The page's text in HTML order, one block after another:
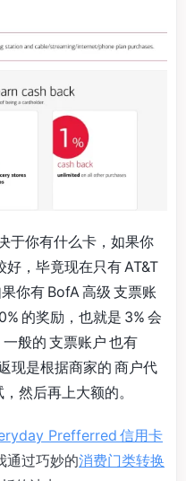
于你有什么卡，如果你
，毕竟现在只有 AT&T
你有 BofA 高级 支票账
的奖励，也就是 3% 会
般的 支票账户 也有
现是根据商家的 商户代
然后再上大额的。
Prefferred 信用卡
通过巧妙的消费门类转换